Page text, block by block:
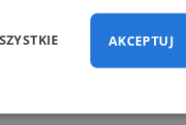
W zestawie z tą kamerą
AKCEPTUJ